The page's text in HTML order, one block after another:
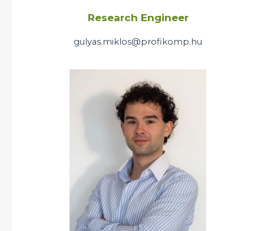
Research Engineer
gulyas.miklos@profikomp.hu